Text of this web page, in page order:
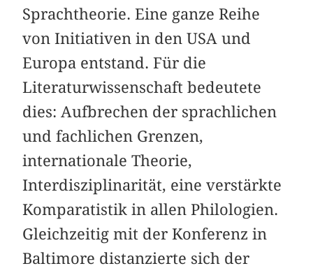
Sprachtheorie. Eine ganze Reihe
von Initiativen in den USA und
Europa entstand. Für die
Literaturwissenschaft bedeutete
dies: Aufbrechen der sprachlichen
und fachlichen Grenzen,
internationale Theorie,
Interdisziplinarität, eine verstärkte
Komparatistik in allen Philologien.
Gleichzeitig mit der Konferenz in
Baltimore distanzierte sich der